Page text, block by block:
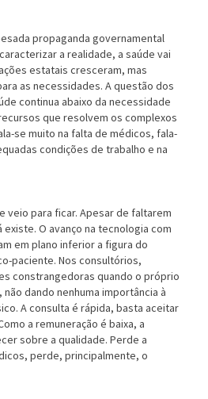
propaganda governamental
a realidade, a saúde vai
estatais cresceram, mas
as necessidades. A questão dos
continua abaixo da necessidade
que resolvem os complexos
se muito na falta de médicos, fala-
condições de trabalho e na
veio para ficar. Apesar de faltarem
O avanço na tecnologia com
em plano inferior a figura do
paciente. Nos consultórios,
constrangedoras quando o próprio
dando nenhuma importância à
A consulta é rápida, basta aceitar
a remuneração é baixa, a
sobre a qualidade. Perde a
perde, principalmente, o